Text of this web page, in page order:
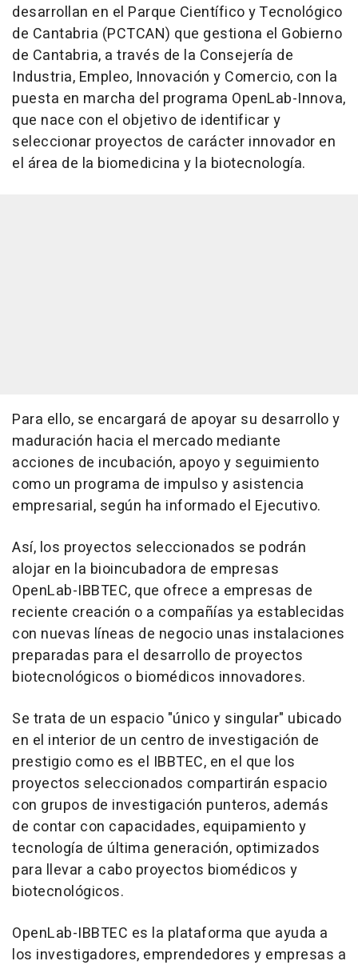
desarrollan en el Parque Científico y Tecnológico
de Cantabria (PCTCAN) que gestiona el Gobierno
de Cantabria, a través de la Consejería de
Industria, Empleo, Innovación y Comercio, con la
puesta en marcha del programa OpenLab-Innova,
que nace con el objetivo de identificar y
seleccionar proyectos de carácter innovador en
el área de la biomedicina y la biotecnología.
Para ello, se encargará de apoyar su desarrollo y
maduración hacia el mercado mediante
acciones de incubación, apoyo y seguimiento
como un programa de impulso y asistencia
empresarial, según ha informado el Ejecutivo.
Así, los proyectos seleccionados se podrán
alojar en la bioincubadora de empresas
OpenLab-IBBTEC, que ofrece a empresas de
reciente creación o a compañías ya establecidas
con nuevas líneas de negocio unas instalaciones
preparadas para el desarrollo de proyectos
biotecnológicos o biomédicos innovadores.
Se trata de un espacio "único y singular" ubicado
en el interior de un centro de investigación de
prestigio como es el IBBTEC, en el que los
proyectos seleccionados compartirán espacio
con grupos de investigación punteros, además
de contar con capacidades, equipamiento y
tecnología de última generación, optimizados
para llevar a cabo proyectos biomédicos y
biotecnológicos.
OpenLab-IBBTEC es la plataforma que ayuda a
los investigadores, emprendedores y empresas a